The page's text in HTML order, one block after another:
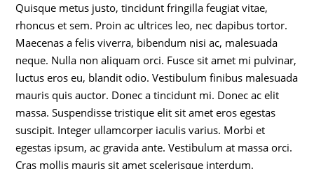
Quisque metus justo, tincidunt fringilla feugiat vitae,
rhoncus et sem. Proin ac ultrices leo, nec dapibus tortor.
Maecenas a felis viverra, bibendum nisi ac, malesuada
neque. Nulla non aliquam orci. Fusce sit amet mi pulvinar,
luctus eros eu, blandit odio. Vestibulum finibus malesuada
mauris quis auctor. Donec a tincidunt mi. Donec ac elit
massa. Suspendisse tristique elit sit amet eros egestas
suscipit. Integer ullamcorper iaculis varius. Morbi et
egestas ipsum, ac gravida ante. Vestibulum at massa orci.
Cras mollis mauris sit amet scelerisque interdum.